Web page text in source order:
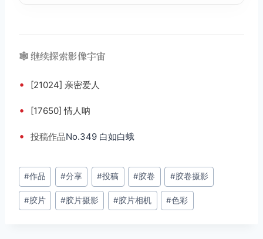
🕸️ 继续探索影像宇宙
• [21024] 亲密爱人
• [17650] 情人呐
• 投稿作品No.349 白如白蛾
文
章
标
#作品 #分享 #投稿 #胶卷 #胶卷摄影
#胶片 #胶片摄影 #胶片相机 #色彩